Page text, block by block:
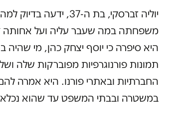
יוליה זברסקי, בת ה-
משפחתה במה שעבר עליה ועל אחותה
היא סיפרה כי יוסף יצחק כהן, מי
תמונות פורנוגרפיות מפוברקות שלה
החברתיות ובאתרי פורנו. היא אמרה
במשטרה ובבתי המשפט עד שהוא